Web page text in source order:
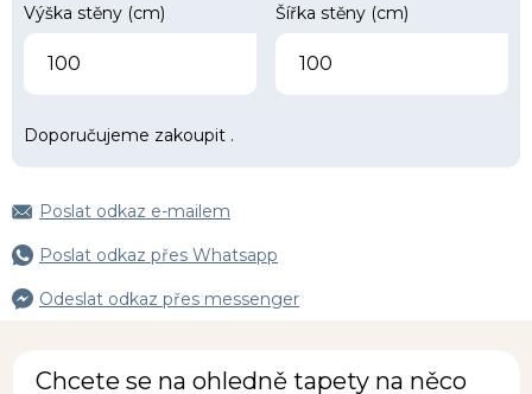
Výška stěny (cm) Šířka stěny (cm)
Doporučujeme zakoupit .
Poslat odkaz e-mailem
Poslat odkaz přes Whatsapp
Odeslat odkaz přes messenger
Chcete se na ohledně tapety na něco